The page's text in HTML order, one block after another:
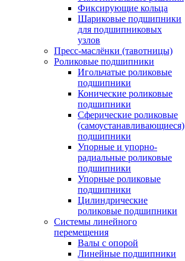
Фиксирующие кольца
Шариковые подшипники
для подшипниковых
узлов
Пресс-маслёнки (тавотницы)
Роликовые подшипники
Игольчатые роликовые
подшипники
Конические роликовые
подшипники
Сферические роликовые
(самоустанавливающиеся)
подшипники
Упорные и упорно-
радиальные роликовые
подшипники
Упорные роликовые
подшипники
Цилиндрические
роликовые подшипники
Системы линейного
перемещения
Валы с опорой
Линейные подшипники